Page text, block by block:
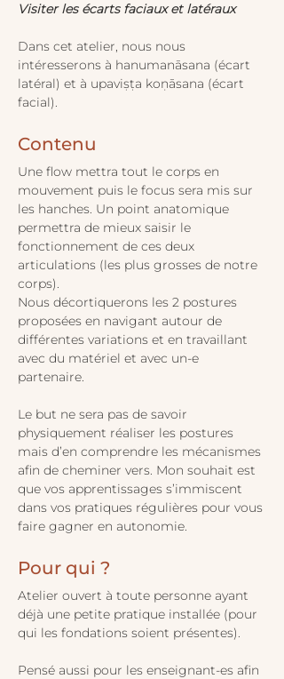
Visiter les écarts faciaux et latéraux
Dans cet atelier, nous nous
intéresserons à hanumanāsana (écart
latéral) et à upaviṣṭa koṇāsana (écart
facial).
Contenu
Une flow mettra tout le corps en
mouvement puis le focus sera mis sur
les hanches. Un point anatomique
permettra de mieux saisir le
fonctionnement de ces deux
articulations (les plus grosses de notre
corps).
Nous décortiquerons les 2 postures
proposées en navigant autour de
différentes variations et en travaillant
avec du matériel et avec un-e
partenaire.
Le but ne sera pas de savoir
physiquement réaliser les postures
mais d’en comprendre les mécanismes
afin de cheminer vers. Mon souhait est
que vos apprentissages s’immiscent
dans vos pratiques régulières pour vous
faire gagner en autonomie.
Pour qui ?
Atelier ouvert à toute personne ayant
déjà une petite pratique installée (pour
qui les fondations soient présentes).
Pensé aussi pour les enseignant-es afin